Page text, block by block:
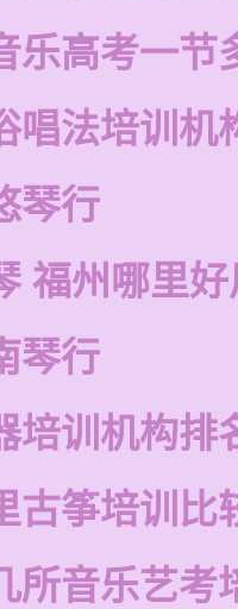
乐高考一节
唱法培训机
琴行
福州哪里
琴行
培训机构排
古筝培训比
所音乐艺考